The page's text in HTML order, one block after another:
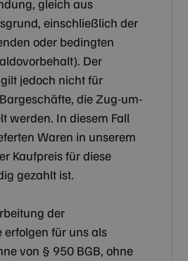
gleich aus
einschließlich der
oder bedingten
Der
jedoch nicht für
die Zug-um-
werden. In diesem Fall
Waren in unserem
Kaufpreis für diese
gezahlt ist.
der
für uns als
von § 950 BGB, ohne